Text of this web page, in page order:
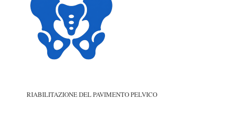
RIABILITAZIONE DEL PAVIMENTO PELVICO